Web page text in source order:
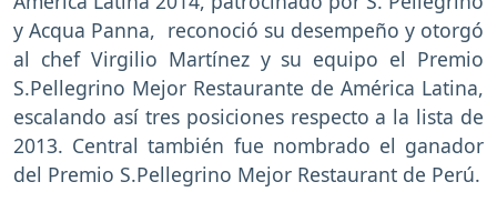
y Acqua Panna, reconoció su desempeño y otorgó
al chef Virgilio Martínez y su equipo el Premio
S.Pellegrino Mejor Restaurante de América Latina,
escalando así tres posiciones respecto a la lista de
2013. Central también fue nombrado el ganador
del Premio S.Pellegrino Mejor Restaurant de Perú.